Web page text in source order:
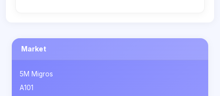
Market
5M Migros
A101